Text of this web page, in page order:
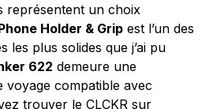
représentent un choix
Holder & Grip est l’un des
les plus solides que j’ai pu
622 demeure une
voyage compatible avec
trouver le CLCKR sur